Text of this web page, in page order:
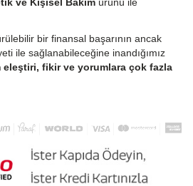
bir finansal başarının ancak
ile sağlanabileceğine inandığımız
fikir ve yorumlara çok fazla